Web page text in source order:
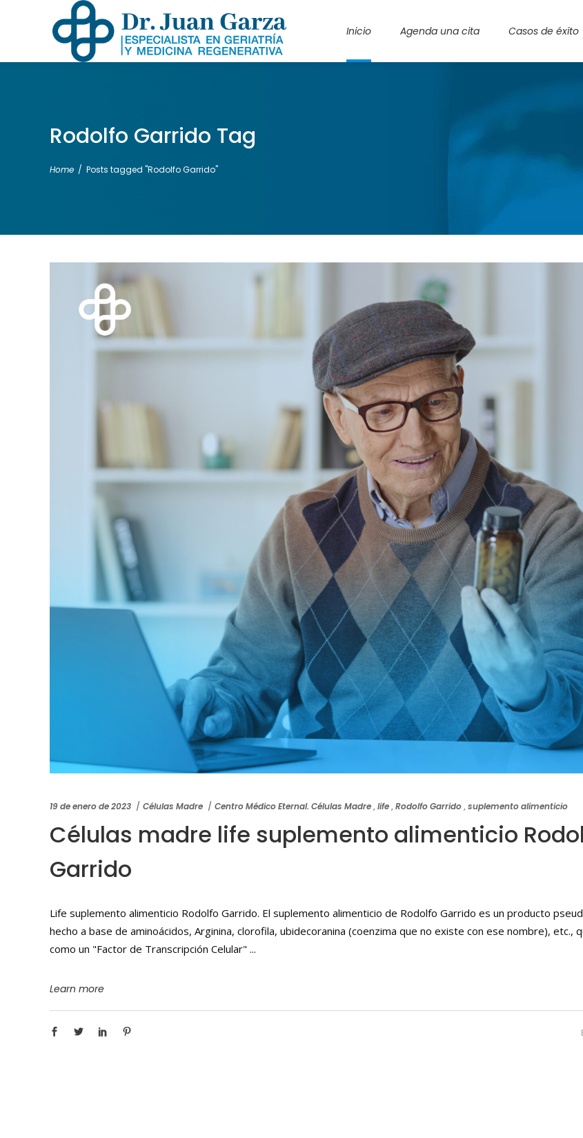
Inicio Agenda una cita Casos de éxito
Rodolfo Garrido Tag
Home / Posts tagged "Rodolfo Garrido"
19 de enero de 2023 Células Madre Centro Médico Eternal. Células Madre,life,Rodolfo Garrido,suplemento alimenticio
Células madre life suplemento alimenticio
Garrido
Life suplemento alimenticio Rodolfo Garrido. El suplemento alimenticio de Rodolfo Garrido es un producto
hecho a base de aminoácidos, Arginina, clorofila, ubidecoranina (coenzima que no existe con ese nombre), etc.,
como un "Factor de Transcripción Celular"
Learn more